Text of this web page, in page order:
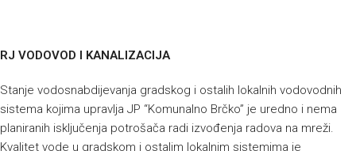
RJ VODOVOD I KANALIZACIJA
Stanje vodosnabdijevanja gradskog i ostalih lokalnih vodovodnih
sistema kojima upravlja JP “Komunalno Brčko” je uredno i nema
planiranih isključenja potrošača radi izvođenja radova na mreži.
Kvalitet vode u gradskom i ostalim lokalnim sistemima je